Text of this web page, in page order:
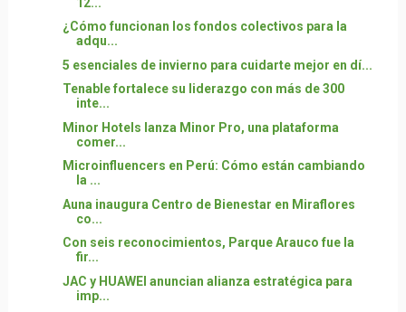
¿Cómo funcionan los fondos colectivos para la
adqu...
5 esenciales de invierno para cuidarte mejor en dí...
Tenable fortalece su liderazgo con más de 300
inte...
Minor Hotels lanza Minor Pro, una plataforma
comer...
Microinfluencers en Perú: Cómo están cambiando
la ...
Auna inaugura Centro de Bienestar en Miraflores
co...
Con seis reconocimientos, Parque Arauco fue la
fir...
JAC y HUAWEI anuncian alianza estratégica para
imp...